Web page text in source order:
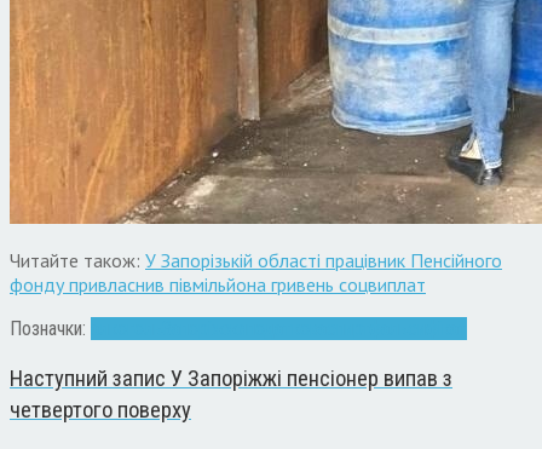
Читайте також: У Запорізькій області працівник Пенсійного
фонду привласнив півмільйона гривень соцвиплат
Позначки:
Наступний запис У Запоріжжі пенсіонер випав з
четвертого поверху